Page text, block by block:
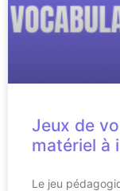
Jeux de
matériel à
Le jeu